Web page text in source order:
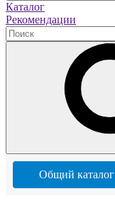
Каталог
Рекомендации
Общий каталог